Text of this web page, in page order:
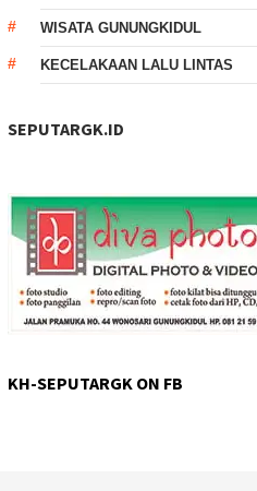
WISATA GUNUNGKIDUL
KECELAKAAN LALU LINTAS
SEPUTARGK.ID
KH-SEPUTARGK ON FB